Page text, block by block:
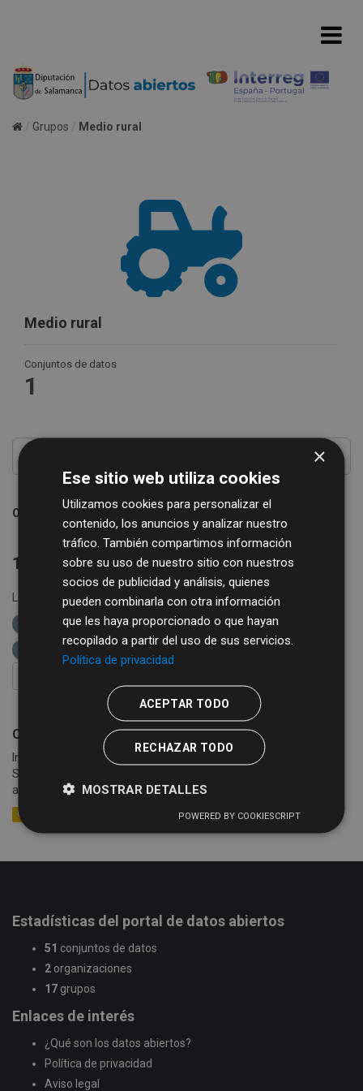
Grupos Medio rural
Medio rural
Conjuntos de datos
1
Ordenar por
1 conjunto de datos encontrado
Licencias: Creative Commons Attribution 4.0
Formatos:
etiquetas:
diputación de salamanca
Cotizaciones semanales de la Lonja de Salamanca
Información sobre las cotizaciones semanales de la Lonja de
Salamanca (celebradas cada lunes) desde el año 2005 hasta la
actualidad. Se detalla información sobre la mesa,...
CSV
Estadísticas del portal de datos abiertos
51 conjuntos de datos
2 organizaciones
17 grupos
Enlaces de interés
¿Qué son los datos abiertos?
Política de privacidad
Aviso legal
×
Ese sitio web utiliza cookies
Utilizamos cookies para personalizar el
contenido, los anuncios y analizar nuestro
tráfico. También compartimos información
sobre su uso de nuestro sitio con nuestros
socios de publicidad y análisis, quienes
pueden combinarla con otra información
que les haya proporcionado o que hayan
recopilado a partir del uso de sus servicios.
Política de privacidad
ACEPTAR TODO
RECHAZAR TODO
MOSTRAR DETALLES
POWERED BY COOKIESCRIPT